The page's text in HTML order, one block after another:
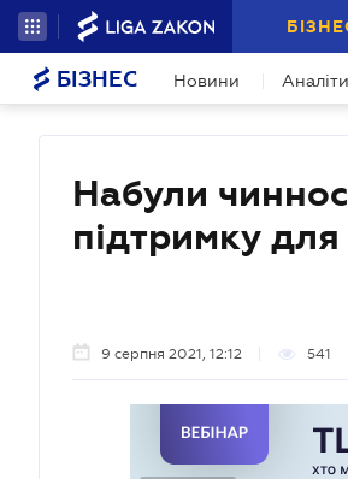
БІЗНЕС Новини
Набули
підтримку
9 серпня 2021, 12:12 541